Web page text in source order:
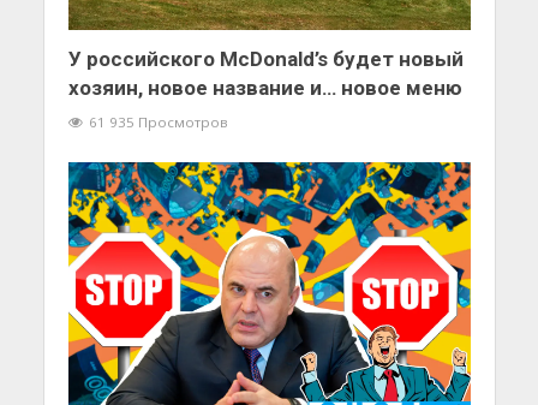
У российского McDonald’s будет новый
хозяин, новое название и… новое меню
61 935 Просмотров